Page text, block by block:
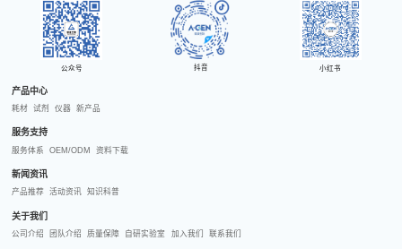
公众号 抖音 小红书
产品中心
耗材 试剂 仪器 新产品
服务支持
服务体系 OEM/ODM 资料下载
新闻资讯
产品推荐 活动资讯 知识科普
关于我们
公司介绍 团队介绍 质量保障 自研实验室 加入我们 联系我们